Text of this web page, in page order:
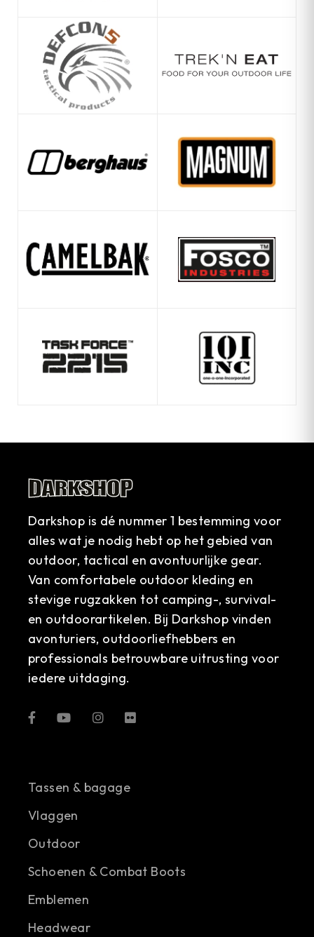
Darkshop is dé nummer 1 bestemming voor
alles wat je nodig hebt op het gebied van
outdoor, tactical en avontuurlijke gear.
Van comfortabele outdoor kleding en
stevige rugzakken tot camping-, survival-
en outdoorartikelen. Bij Darkshop vinden
avonturiers, outdoorliefhebbers en
professionals betrouwbare uitrusting voor
iedere uitdaging.
Tassen & bagage
Vlaggen
Outdoor
Schoenen & Combat Boots
Emblemen
Headwear